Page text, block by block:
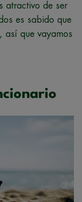
atractivo de ser
es sabido que
así que vayamos